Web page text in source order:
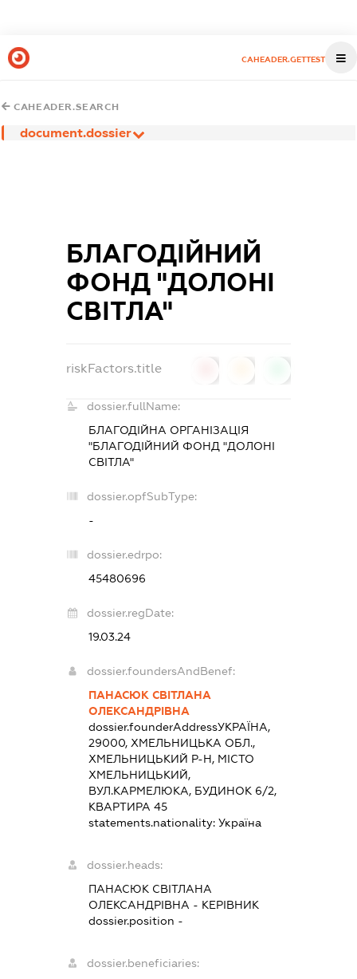
CAHEADER.GETTEST
CAHEADER.SEARCH
document.dossier
БЛАГОДІЙНИЙ
ФОНД "ДОЛОНІ
СВІТЛА"
riskFactors.title
dossier.fullName:
БЛАГОДІЙНА ОРГАНІЗАЦІЯ
"БЛАГОДІЙНИЙ ФОНД "ДОЛОНІ
СВІТЛА"
dossier.opfSubType:
-
dossier.edrpo:
45480696
dossier.regDate:
19.03.24
dossier.foundersAndBenef:
ПАНАСЮК СВІТЛАНА
ОЛЕКСАНДРІВНА
dossier.founderAddressУКРАЇНА,
29000, ХМЕЛЬНИЦЬКА ОБЛ.,
ХМЕЛЬНИЦЬКИЙ Р-Н, МІСТО
ХМЕЛЬНИЦЬКИЙ,
ВУЛ.КАРМЕЛЮКА, БУДИНОК 6/2,
КВАРТИРА 45
statements.nationality: Україна
dossier.heads:
ПАНАСЮК СВІТЛАНА
ОЛЕКСАНДРІВНА - КЕРІВНИК
dossier.position -
dossier.beneficiaries: